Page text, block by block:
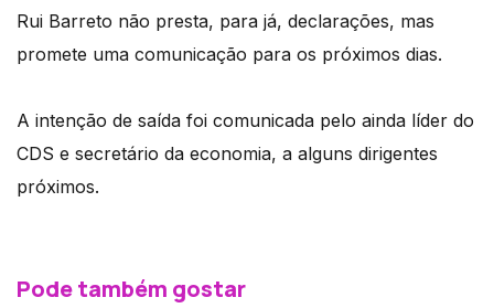
Rui Barreto não presta, para já, declarações, mas
promete uma comunicação para os próximos dias.
A intenção de saída foi comunicada pelo ainda líder do
CDS e secretário da economia, a alguns dirigentes
próximos.
Pode também gostar